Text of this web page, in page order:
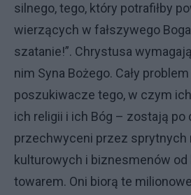
silnego, tego, który potrafiłby
wierzących w fałszywego
szatanie!”. Chrystusa
nim Syna Bożego. Cały
poszukiwacze tego, w czym ich
ich religii i ich Bóg – zostają po
przechwyceni przez
kulturowych i biznesmenów od
towarem. Oni biorą te